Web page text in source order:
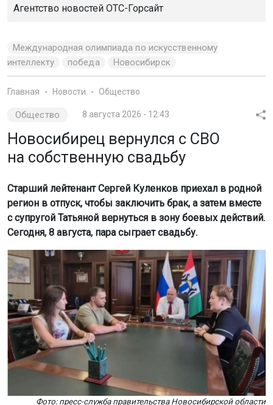
Агентство новостей ОТС-Горсайт
Международная олимпиада по искусственному
интеллекту
победа Новосибирск
Главная Новости Общество
Общество 8 августа 2026 - 12:43
Новосибирец вернулся с СВО
на собственную свадьбу
Старший лейтенант Сергей Куленков приехал в родной
регион в отпуск, чтобы заключить брак, а затем вместе
с супругой Татьяной вернуться в зону боевых действий.
Сегодня, 8 августа, пара сыграет свадьбу.
Фото: пресс-служба правительства Новосибирской области